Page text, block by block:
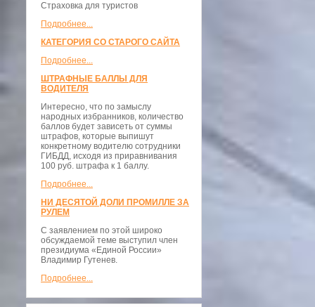
Страховка для туристов
Подробнее...
КАТЕГОРИЯ СО СТАРОГО САЙТА
Подробнее...
ШТРАФНЫЕ БАЛЛЫ ДЛЯ
ВОДИТЕЛЯ
Интересно, что по замыслу
народных избранников, количество
баллов будет зависеть от суммы
штрафов, которые выпишут
конкретному водителю сотрудники
ГИБДД, исходя из приравнивания
100 руб. штрафа к 1 баллу.
Подробнее...
НИ ДЕСЯТОЙ ДОЛИ ПРОМИЛЛЕ ЗА
РУЛЕМ
С заявлением по этой широко
обсуждаемой теме выступил член
президиума «Единой России»
Владимир Гутенев.
Подробнее...